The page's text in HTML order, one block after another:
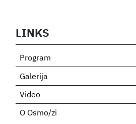
LINKS
Program
Galerija
Video
O Osmo/zi